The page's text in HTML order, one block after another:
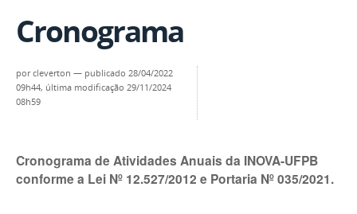
Cronograma
porcleverton — publicado 28/04/2022
09h44, última modificação 29/11/2024
08h59
Cronograma de Atividades Anuais da INOVA-UFPB
conforme a Lei Nº 12.527/2012 e Portaria Nº 035/2021.